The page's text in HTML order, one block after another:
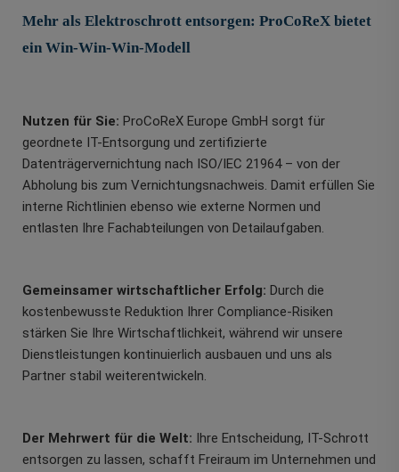
Mehr als Elektroschrott entsorgen: ProCoReX bietet
ein Win-Win-Win-Modell
Nutzen für Sie: ProCoReX Europe GmbH sorgt für
geordnete IT-Entsorgung und zertifizierte
Datenträgervernichtung nach ISO/IEC 21964 – von der
Abholung bis zum Vernichtungsnachweis. Damit erfüllen Sie
interne Richtlinien ebenso wie externe Normen und
entlasten Ihre Fachabteilungen von Detailaufgaben.
Gemeinsamer wirtschaftlicher Erfolg: Durch die
kostenbewusste Reduktion Ihrer Compliance-Risiken
stärken Sie Ihre Wirtschaftlichkeit, während wir unsere
Dienstleistungen kontinuierlich ausbauen und uns als
Partner stabil weiterentwickeln.
Der Mehrwert für die Welt: Ihre Entscheidung, IT-Schrott
entsorgen zu lassen, schafft Freiraum im Unternehmen und